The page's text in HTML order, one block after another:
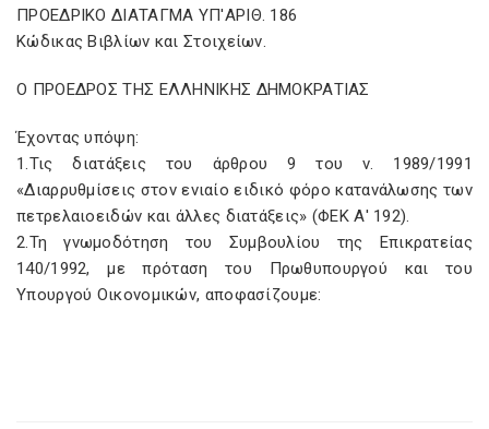
ΠΡΟΕΔΡΙΚΟ ΔΙΑΤΑΓΜΑ ΥΠ'ΑΡΙΘ. 186
Κώδικας Βιβλίων και Στοιχείων.
Ο ΠΡΟΕΔΡΟΣ ΤΗΣ ΕΛΛΗΝΙΚΗΣ ΔΗΜΟΚΡΑΤΙΑΣ
Έχοντας υπόψη:
1.Τις διατάξεις του άρθρου 9 του ν. 1989/1991
«Διαρρυθμίσεις στον ενιαίο ειδικό φόρο κατανάλωσης των
πετρελαιοειδών και άλλες διατάξεις» (ΦΕΚ Α' 192).
2.Τη γνωμοδότηση του Συμβουλίου της Επικρατείας
140/1992, με πρόταση του Πρωθυπουργού και του
Υπουργού Οικονομικών, αποφασίζουμε: